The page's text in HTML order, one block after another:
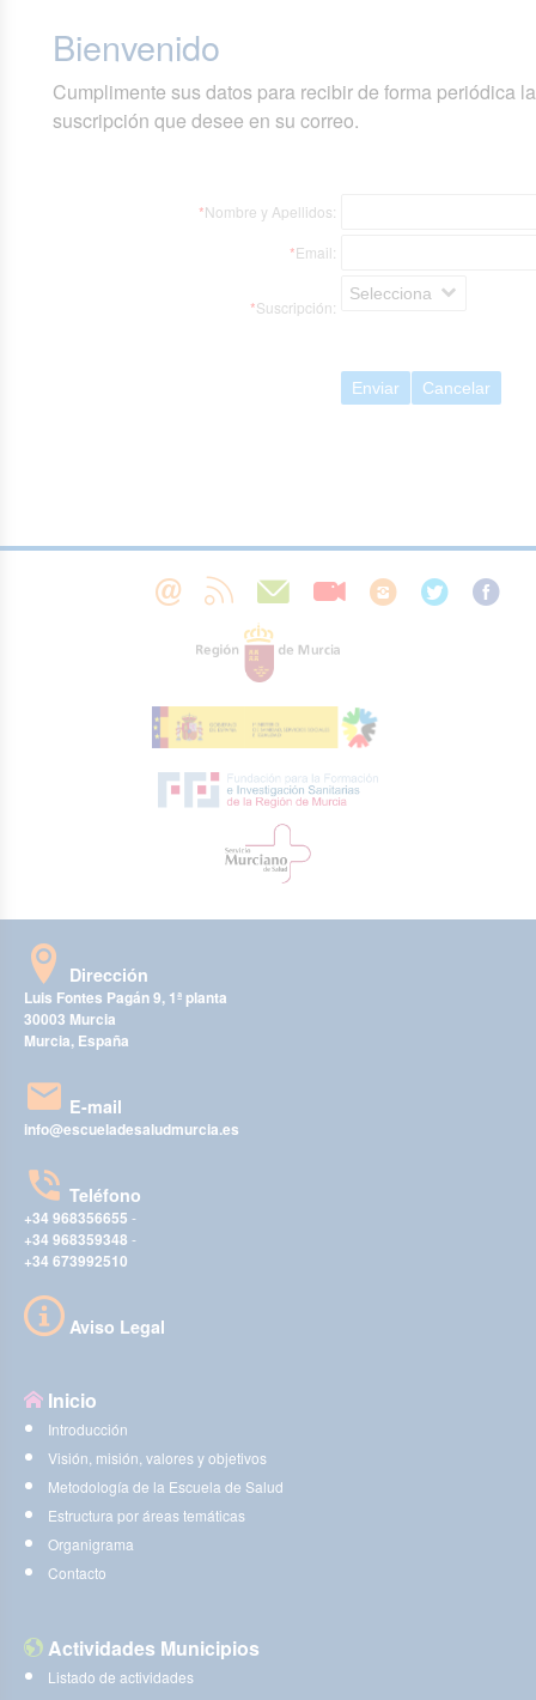
Bienvenido
Cumplimente sus datos para recibir de forma periódica
suscripción que desee en su correo.
*Nombre y Apellidos:
*Email:
*Suscripción:
Selecciona
Enviar Cancelar
Dirección
Luis Fontes Pagán 9, 1ª planta
30003 Murcia
Murcia, España
E-mail
info@escueladesaludmurcia.es
Teléfono
+34 968356655 -
+34 968359348 -
+34 673992510
Aviso Legal
Inicio
Introducción
Visión, misión, valores y objetivos
Metodología de la Escuela de Salud
Estructura por áreas temáticas
Organigrama
Contacto
Actividades Municipios
Listado de actividades